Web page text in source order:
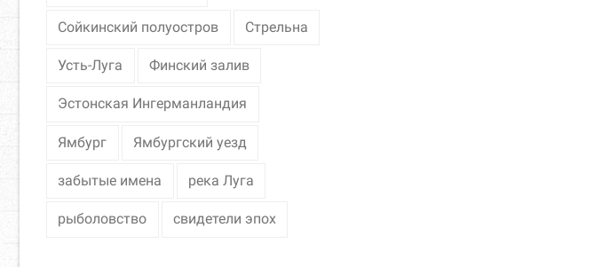
Сойкинский полуостров Стрельна
Усть-Луга Финский залив
Эстонская Ингерманландия
Ямбург Ямбургский уезд
забытые имена река Луга
рыболовство свидетели эпох